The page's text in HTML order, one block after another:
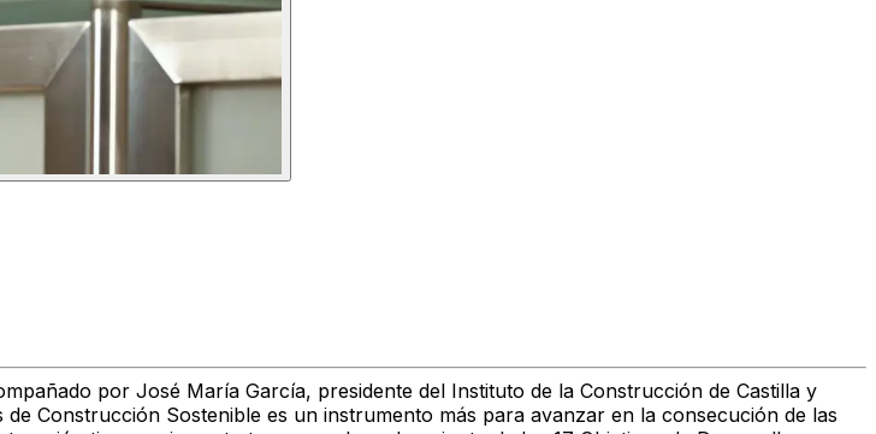
por José María García, presidente del Instituto de la Construcción de Castilla y
Construcción Sostenible es un instrumento más para avanzar en la consecución de las